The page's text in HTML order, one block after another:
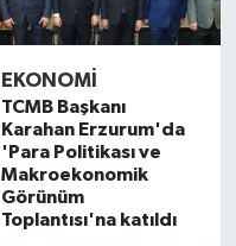
EKONOMI
TCMB Başkanı
Karahan Erzurum'da
'Para Politikası ve
Makroekonomik
Görünüm
Toplantısı'na katıldı